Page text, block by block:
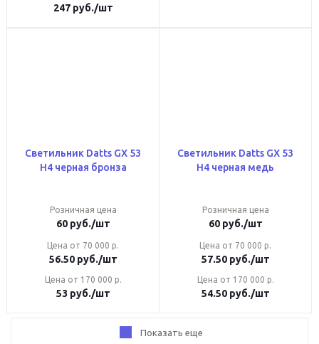
247руб./шт
Светильник Datts GX 53
Н4 черная бронза
Розничная цена
60руб./шт
Цена от 70 000 р.
56.50руб./шт
Цена от 170 000 р.
53 руб./шт
Светильник Datts GX 53
Н4 черная медь
Розничная цена
60руб./шт
Цена от 70 000 р.
57.50руб./шт
Цена от 170 000 р.
54.50руб./шт
Показать еще